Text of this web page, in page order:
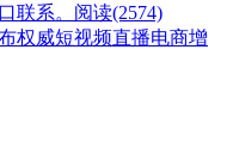
联系。 阅读(2574)
权威短视频直播电商增